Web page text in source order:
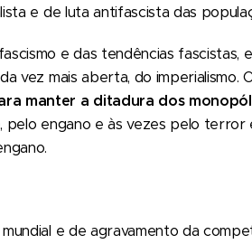
e de luta antifascista das
e das tendências fascistas,
vez mais aberta, do imperialismo.
manter a ditadura dos
pelo engano e às vezes pelo terror
e de agravamento da